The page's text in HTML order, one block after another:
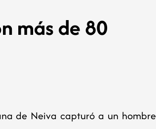
más de 80
de Neiva capturó a un hombre